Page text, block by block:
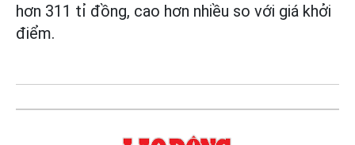
hơn 311 tỉ đồng, cao hơn nhiều so với giá khởi
điểm.